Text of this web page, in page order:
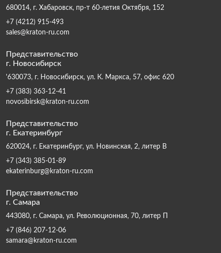
680014, г. Хабаровск, пр-т 60-летия Октября, 152
+7 (4212) 915-493
sales@kraton-ru.com
Представительство
г. Новосибирск
'630073, г. Новосибирск, ул. К. Маркса, 57, офис 620
+7 (383) 363-12-41
novosibirsk@kraton-ru.com
Представительство
г. Екатеринбург
620024, г. Екатеринбург, ул. Новинская, 2, литер В
+7 (343) 385-01-89
ekaterinburg@kraton-ru.com
Представительство
г. Самара
443080, г. Самара, ул. Революционная, 70, литер П
+7 (846) 207-12-06
samara@kraton-ru.com